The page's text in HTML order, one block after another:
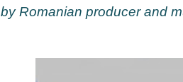
Romanian producer and